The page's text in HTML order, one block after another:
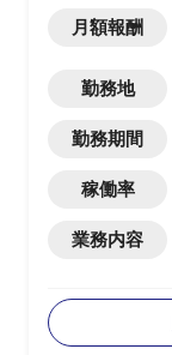
月額報酬
勤務地
勤務期間
稼働率
業務内容